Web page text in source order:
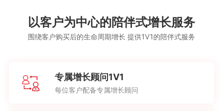
以客户为中心的陪伴式增长服务
围绕客户购买后的生命周期增长 提供1V1的陪伴式服务
专属增长顾问1V1
每位客户配备专属增长顾问